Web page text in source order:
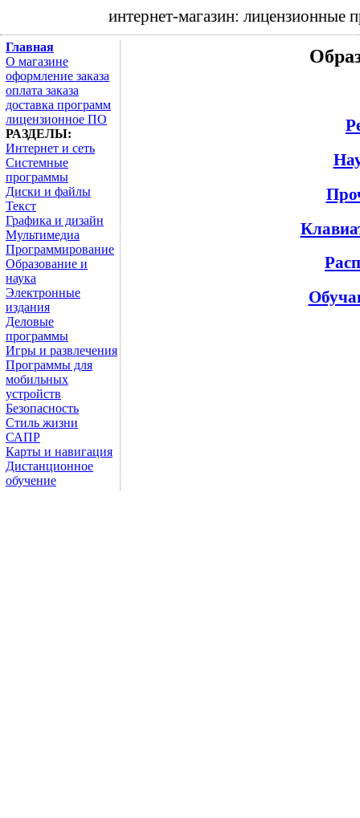
интернет-магазин:
Главная
О магазине
оформление заказа
оплата заказа
доставка программ
лицензионное ПО
РАЗДЕЛЫ:
Интернет и сеть
Системные
программы
Диски и файлы
Текст
Графика и дизайн
Мультимедиа
Программирование
Образование и
наука
Электронные
издания
Деловые
программы
Игры и развлечения
Программы для
мобильных
устройств
Безопасность
Стиль жизни
САПР
Карты и навигация
Дистанционное
обучение